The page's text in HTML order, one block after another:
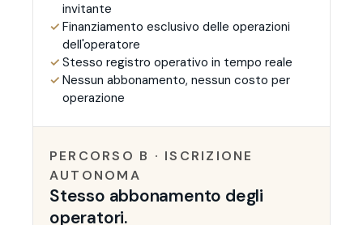
invitante
✓ Finanziamento esclusivo delle operazioni
dell'operatore
✓ Stesso registro operativo in tempo reale
✓ Nessun abbonamento, nessun costo per
operazione
PERCORSO B · ISCRIZIONE
AUTONOMA
Stesso abbonamento degli
operatori.